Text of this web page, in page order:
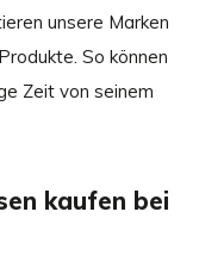
unsere Marken
So können
Zeit von seinem
kaufen bei